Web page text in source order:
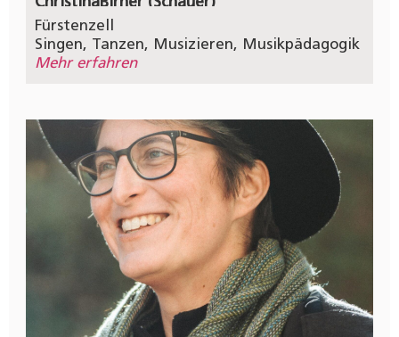
Fürstenzell
Singen, Tanzen, Musizieren, Musikpädagogik
Mehr erfahren